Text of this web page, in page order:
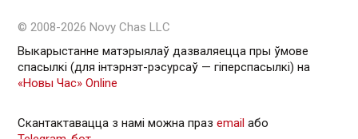
© 2008-2026 Novy Chas LLC
Выкарыстанне матэрыялаў дазваляецца пры ўмове
спасылкі (для інтэрнэт-рэсурсаў — гiперспасылкi) на
«Новы Час» Online
Скантактавацца з намі можна праз email або